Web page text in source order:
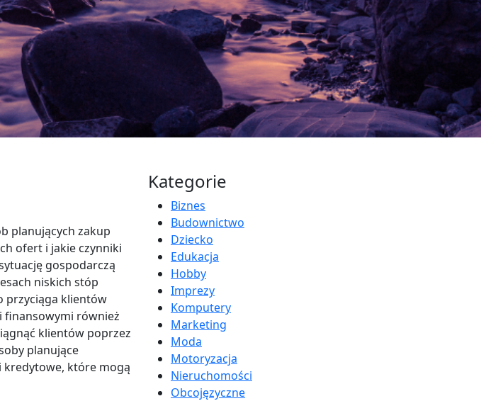
planujących zakup
ofert i jakie czynniki
gospodarczą
niskich stóp
przyciąga klientów
finansowymi również
klientów poprzez
planujące
kredytowe, które mogą
Kategorie
Biznes
Budownictwo
Dziecko
Edukacja
Hobby
Imprezy
Komputery
Marketing
Moda
Motoryzacja
Nieruchomości
Obcojęzyczne